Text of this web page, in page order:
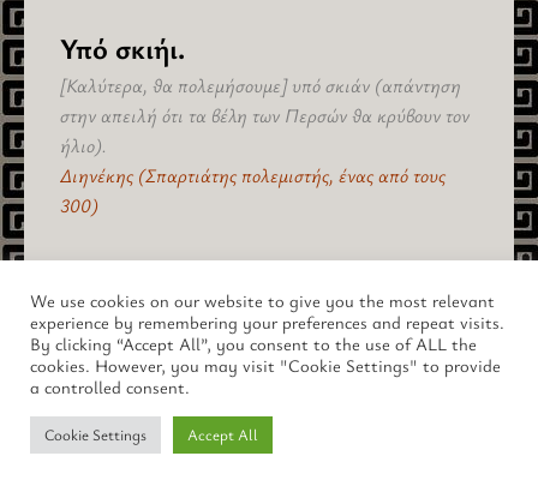
Υπό σκιήι.
[Καλύτερα, θα πολεμήσουμε] υπό σκιάν (απάντηση
στην απειλή ότι τα βέλη των Περσών θα κρύβουν τον
ήλιο).
Διηνέκης (Σπαρτιάτης πολεμιστής, ένας από τους
300)
πίσω στο "Αρετές" >
Copyright © 2026 lus.gr – Ο Μαγευτικός Κόσμος της Αρχαίας
Ελλάδας.
We use cookies on our website to give you the most relevant
experience by remembering your preferences and repeat visits.
By clicking “Accept All”, you consent to the use of ALL the
cookies. However, you may visit "Cookie Settings" to provide
a controlled consent.
Cookie Settings Accept All